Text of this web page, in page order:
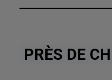
PRÈS DE